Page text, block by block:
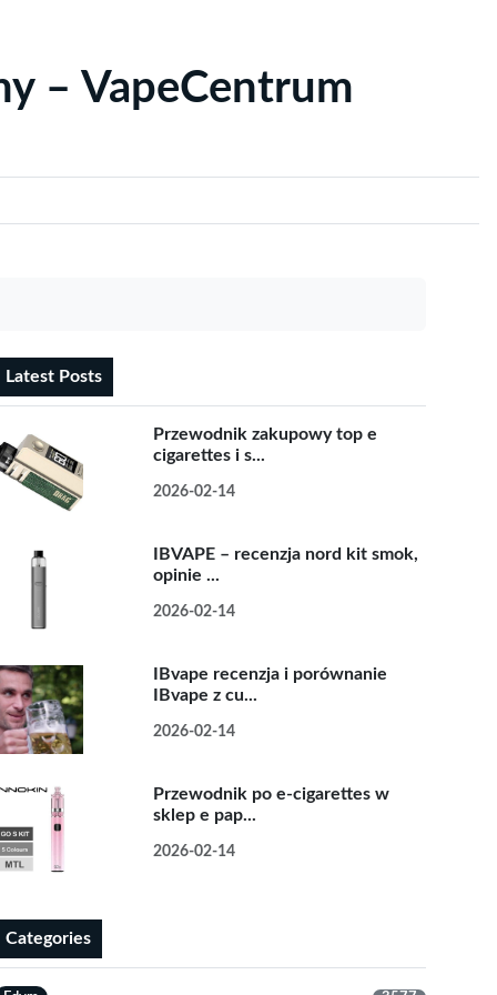
– VapeCentrum
Latest Posts
Przewodnik zakupowy top e
cigarettes i s...
2026-02-14
IBVAPE – recenzja nord kit smok,
opinie ...
2026-02-14
IBvape recenzja i porównanie
IBvape z cu...
2026-02-14
Przewodnik po e-cigarettes w
sklep e pap...
2026-02-14
Categories